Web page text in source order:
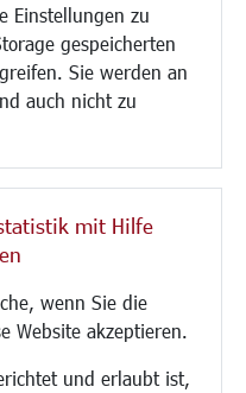
Einstellungen zu
gespeicherten
Sie werden an
auch nicht zu
mit Hilfe
wenn Sie die
Website akzeptieren.
und erlaubt ist,